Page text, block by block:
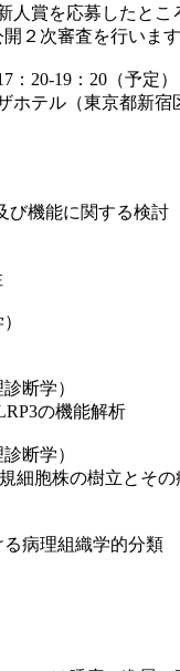
人賞を応募したと
２次審査を行いま
20-19：20（予定）
テル（東京都新宿
び機能に関する検討
断学）
の機能解析
断学）
細胞株の樹立とそ
病理組織学的分類